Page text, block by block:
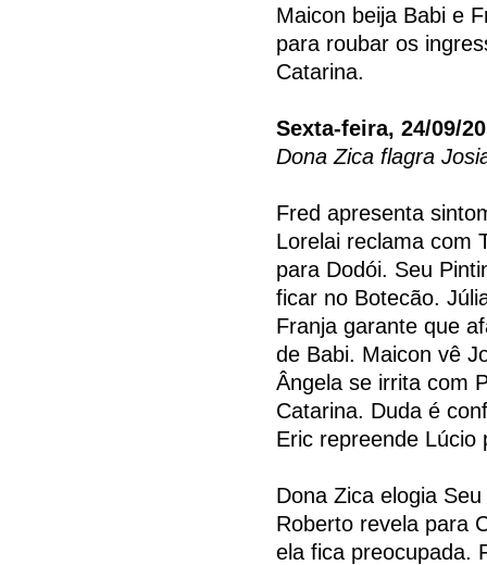
Maicon beija Babi e
para roubar os
Catarina.
Sexta-feira, 24/09/
Dona Zica flagra
Fred apresenta
Lorelai reclama com
para Dodói. Seu
ficar no Botecão.
Franja garante que
de Babi. Maicon vê
Ângela se irrita com
Catarina. Duda é
Eric repreende
Dona Zica elogia
Roberto revela para
ela fica preocupada.